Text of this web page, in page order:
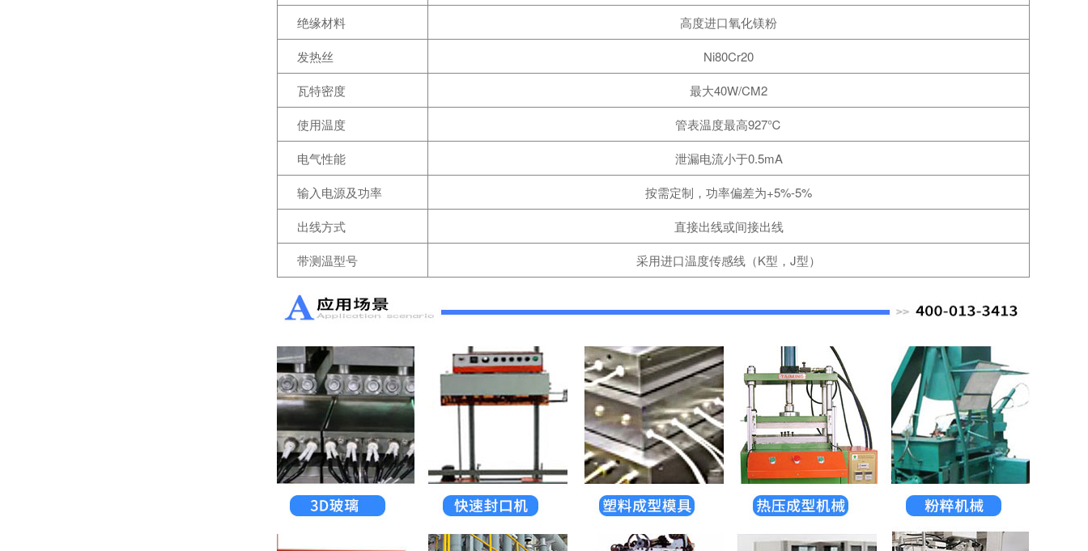
绝缘材料
高度进口氧化镁粉
发热丝
Ni80Cr20
瓦特密度
最大40W/CM2
使用温度
管表温度最高927℃
电气性能
泄漏电流小于0.5mA
输入电源及功率
按需定制，功率偏差为+5%-5%
出线方式
直接出线或间接出线
带测温型号
采用进口温度传感线（K型，J型）